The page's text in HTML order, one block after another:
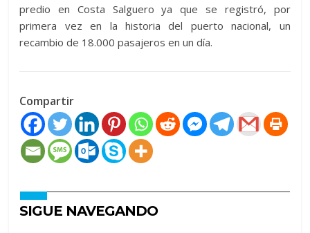
predio en Costa Salguero ya que se registró, por
primera vez en la historia del puerto nacional, un
recambio de 18.000 pasajeros en un día.
Compartir
SIGUE NAVEGANDO